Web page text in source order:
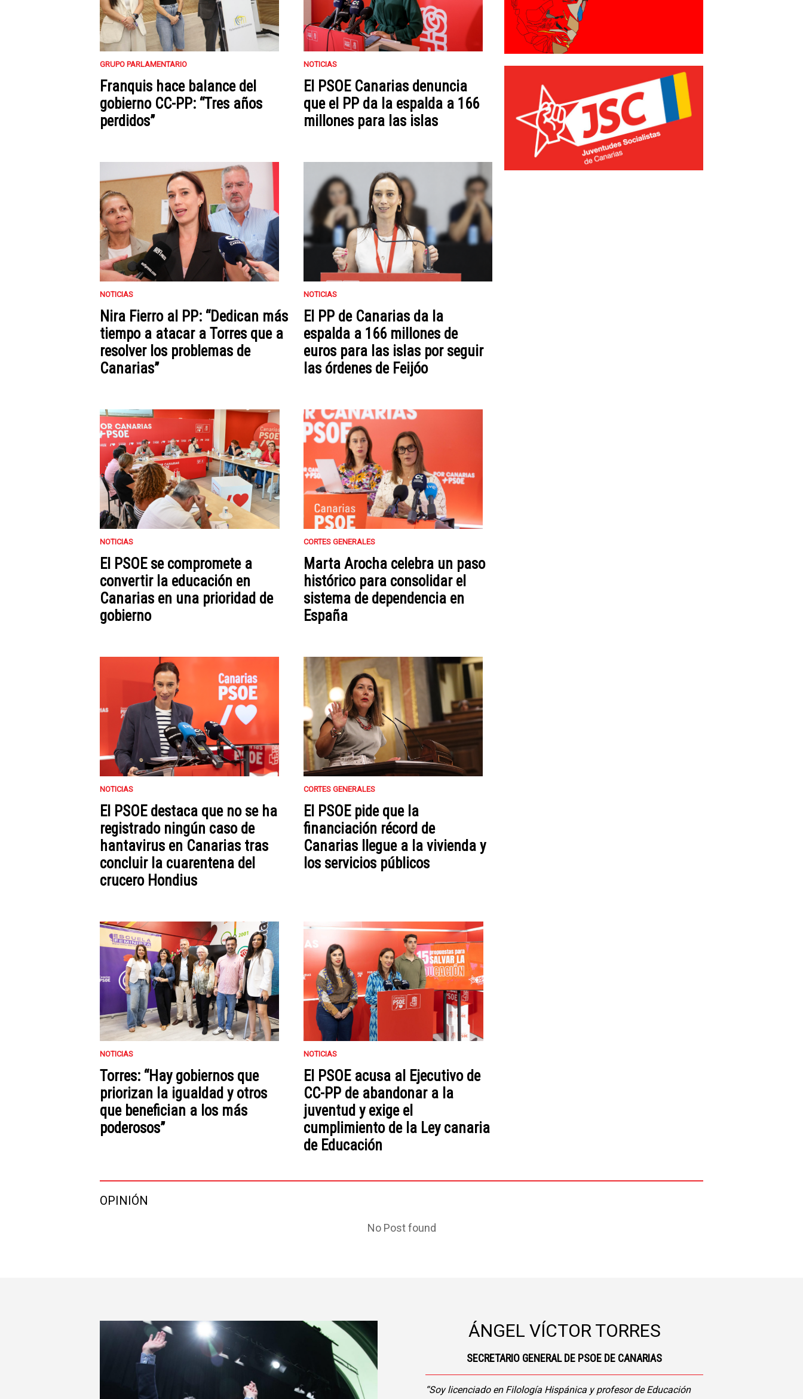
GRUPO PARLAMENTARIO
Franquis hace balance del
gobierno CC-PP: “Tres años
perdidos”
NOTICIAS
El PSOE Canarias denuncia
que el PP da la espalda a 166
millones para las islas
NOTICIAS
Nira Fierro al PP: “Dedican más
tiempo a atacar a Torres que a
resolver los problemas de
Canarias”
NOTICIAS
El PP de Canarias da la
espalda a 166 millones de
euros para las islas por seguir
las órdenes de Feijóo
NOTICIAS
El PSOE se compromete a
convertir la educación en
Canarias en una prioridad de
gobierno
CORTES GENERALES
Marta Arocha celebra un paso
histórico para consolidar el
sistema de dependencia en
España
NOTICIAS
El PSOE destaca que no se ha
registrado ningún caso de
hantavirus en Canarias tras
concluir la cuarentena del
crucero Hondius
CORTES GENERALES
El PSOE pide que la
financiación récord de
Canarias llegue a la vivienda y
los servicios públicos
NOTICIAS
Torres: “Hay gobiernos que
priorizan la igualdad y otros
que benefician a los más
poderosos”
NOTICIAS
El PSOE acusa al Ejecutivo de
CC-PP de abandonar a la
juventud y exige el
cumplimiento de la Ley canaria
de Educación
OPINIÓN
No Post found
ÁNGEL VÍCTOR TORRES
SECRETARIO GENERAL DE PSOE DE CANARIAS
“Soy licenciado en Filología Hispánica y profesor de Educación